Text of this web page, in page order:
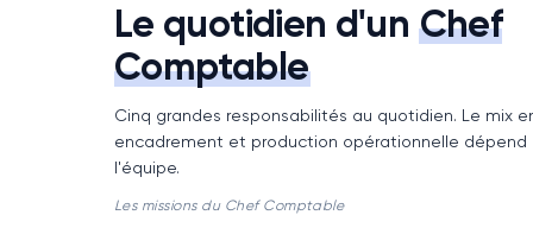
Le quotidien d'un Chef
Comptable
Cinq grandes responsabilités au quotidien. Le mix
encadrement et production opérationnelle dépend
l'équipe.
Les missions du Chef Comptable